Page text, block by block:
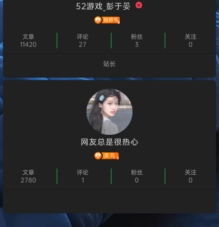
52游戏_彭于晏
文章
11420
评论
27
粉丝
3
关注
0
站长
个人主页
网友总是很热心
文章
2780
评论
1
粉丝
0
关注
0